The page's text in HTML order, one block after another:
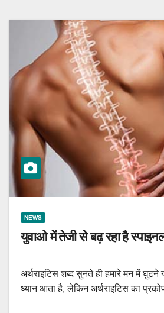
NEWS
युवाओ में तेजी से बढ़ रहा है
अर्थराइटिस शब्द सुनते ही हमारे मन में घुटने
ध्यान आता है, लेकिन अर्थराइटिस का